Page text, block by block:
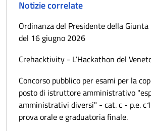
Notizie correlate
Ordinanza del Presidente della
del 16 giugno 2026
Crehacktivity - L’Hackathon del
Concorso pubblico per esami per la
posto di istruttore amministrativo
amministrativi diversi" - cat. c - p.e.
prova orale e graduatoria finale.